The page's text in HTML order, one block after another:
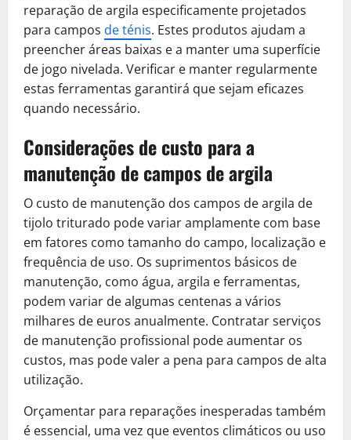
reparação de argila especificamente projetados
para campos de ténis. Estes produtos ajudam a
preencher áreas baixas e a manter uma superfície
de jogo nivelada. Verificar e manter regularmente
estas ferramentas garantirá que sejam eficazes
quando necessário.
Considerações de custo para a
manutenção de campos de argila
O custo de manutenção dos campos de argila de
tijolo triturado pode variar amplamente com base
em fatores como tamanho do campo, localização e
frequência de uso. Os suprimentos básicos de
manutenção, como água, argila e ferramentas,
podem variar de algumas centenas a vários
milhares de euros anualmente. Contratar serviços
de manutenção profissional pode aumentar os
custos, mas pode valer a pena para campos de alta
utilização.
Orçamentar para reparações inesperadas também
é essencial, uma vez que eventos climáticos ou uso